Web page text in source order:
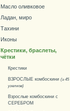
Масло оливковое
Ладан, миро
Тахини
Иконы
Крестики, браслеты,
чётки
Крестики
ВЗРОСЛЫЕ комбоскини(≥ 45
узелков)
Взрослые комбоскини с
СЕРЕБРОМ